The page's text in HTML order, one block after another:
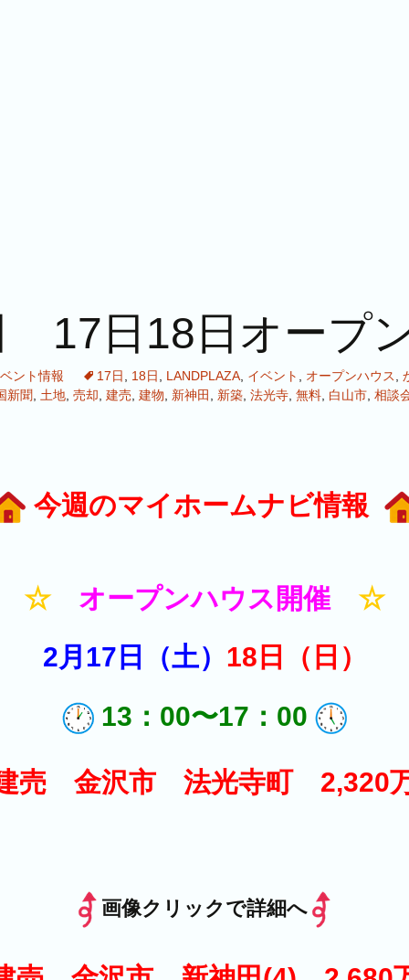
17日18日オープ
ント情報 17日, 18日, LANDPLAZA, イベント , オープンハウス,
新聞, 土地, 売却, 建売, 建物, 新神田 , 新築, 法光寺, 無料, 白山市, 相談
今週のマイホームナビ情報
☆ オープンハウス開催 ☆
2月17 日（土） 18日（日）
13：00〜17：00
売 金沢市 法光寺町 2,320
画像クリックで詳細へ